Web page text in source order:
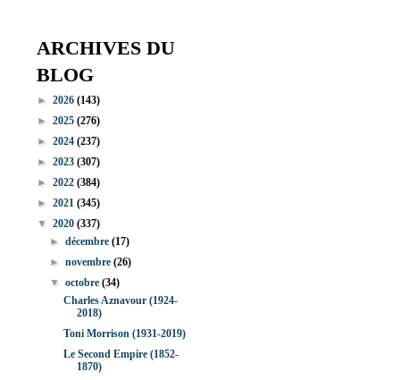
ARCHIVES DU
BLOG
► 2026 (143)
► 2025 (276)
► 2024 (237)
► 2023 (307)
► 2022 (384)
► 2021 (345)
▼ 2020 (337)
►décembre(17)
►novembre(26)
▼octobre(34)
Charles Aznavour (1924-
2018)
Toni Morrison (1931-2019)
Le Second Empire (1852-
1870)